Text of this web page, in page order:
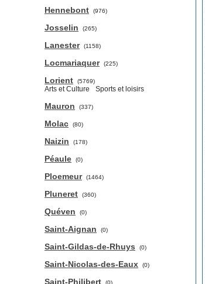
Hennebont (976)
Josselin (265)
Lanester (1158)
Locmariaquer (225)
Lorient (5769)
Arts et Culture Sports et loisirs
Mauron (337)
Molac (80)
Naizin (178)
Péaule (0)
Ploemeur (1464)
Pluneret (360)
Quéven (0)
Saint-Aignan (0)
Saint-Gildas-de-Rhuys (0)
Saint-Nicolas-des-Eaux (0)
Saint-Philibert (0)